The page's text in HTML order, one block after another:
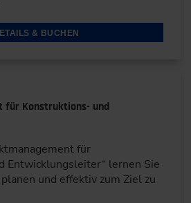
& BUCHEN
für Konstruktions- und
für
Entwicklungsleiter“ lernen Sie
und effektiv zum Ziel zu